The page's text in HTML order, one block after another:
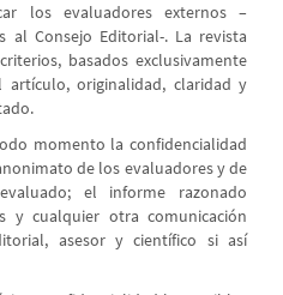
los evaluadores externos –
al Consejo Editorial-. La revista
basados exclusivamente
originalidad, claridad y
momento la confidencialidad
de los evaluadores y de
el informe razonado
y cualquier otra comunicación
asesor y científico si así